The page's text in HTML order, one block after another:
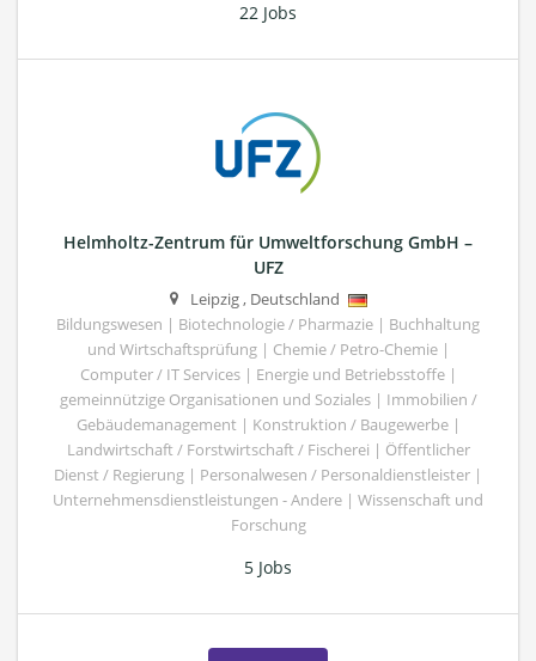
22 Jobs
Helmholtz-Zentrum für Umweltforschung GmbH –
UFZ
Leipzig, Deutschland
Bildungswesen | Biotechnologie / Pharmazie | Buchhaltung
und Wirtschaftsprüfung | Chemie / Petro-Chemie |
Computer / IT Services | Energie und Betriebsstoffe |
gemeinnützige Organisationen und Soziales | Immobilien /
Gebäudemanagement | Konstruktion / Baugewerbe |
Landwirtschaft / Forstwirtschaft / Fischerei | Öffentlicher
Dienst / Regierung | Personalwesen / Personaldienstleister |
Unternehmensdienstleistungen - Andere | Wissenschaft und
Forschung
5 Jobs